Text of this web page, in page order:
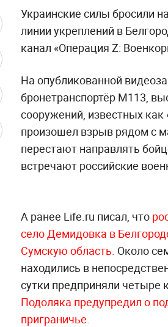
Украинские силы бросили
линии укреплений в
канал «Операция Z:
На опубликованной
бронетранспортёр М113,
сооружений, известных
произошел взрыв рядом с
перестают направлять
встречают российские
А ранее Life.ru писал, что
село Демидовка в
Сумскую область. Около
находились в
сутки предприняли четыре
Подоляка предупредил о
приграничье.